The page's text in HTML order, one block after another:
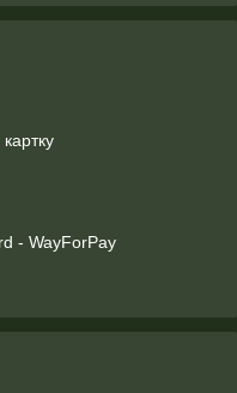
- WayForPay